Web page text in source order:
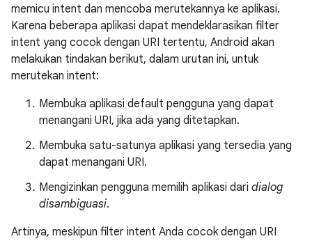
memicu intent dan mencoba merutekannya ke aplikasi.
Karena beberapa aplikasi dapat mendeklarasikan filter
intent yang cocok dengan URI tertentu, Android akan
melakukan tindakan berikut, dalam urutan ini, untuk
merutekan intent:
Membuka aplikasi default pengguna yang dapat
menangani URI, jika ada yang ditetapkan.
Membuka satu-satunya aplikasi yang tersedia yang
dapat menangani URI.
Mengizinkan pengguna memilih aplikasi dari dialog
disambiguasi.
Artinya, meskipun filter intent Anda cocok dengan URI